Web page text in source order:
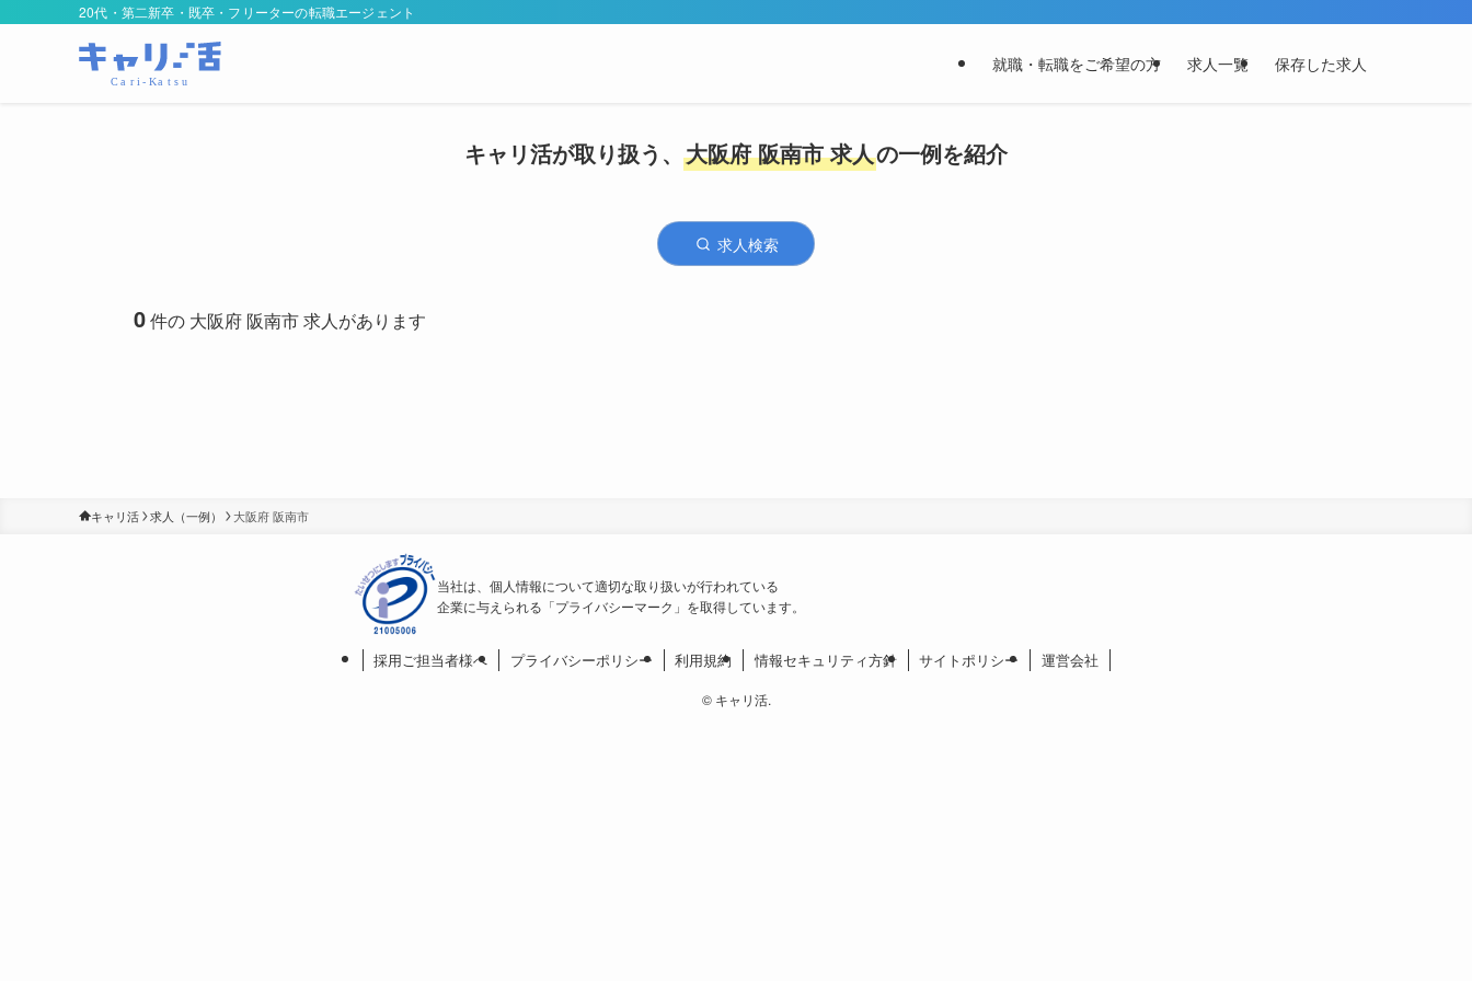
20代・第二新卒・既卒・フリーターの転職エージェント
就職・転職をご希望の方 求人一覧 保存した求人
キャリ活が取り扱う、 大阪府 阪南市 求人の一例を紹介
求人検索
0件の 大阪府 阪南市 求人があります
キャリ活 求人（一例） 大阪府 阪南市
当社は、個人情報について適切な取り扱いが行われている
企業に与えられる「プライバシーマーク」を取得しています。
採用ご担当者様へ プライバシーポリシー 利用規約 情報セキュリティ方針 サイトポリシー 運営会社
©キャリ活.